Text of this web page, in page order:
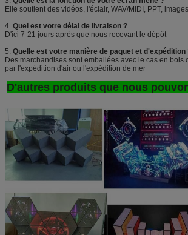
Elle soutient des vidéos, l'éclair, WAV/MIDI, PPT,
4. Quel est votre délai de livraison ?
D'ici 7-21 jours après que nous recevant le dépôt
5. Quelle est votre manière de paquet et d'expédition
Des marchandises sont emballées avec le cas en bois
par l'expédition d'air ou l'expédition de mer
D'autres produits que nous